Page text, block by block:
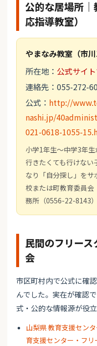
公的な居場所
応指導教室）
やまなみ教室（市
所在地： 公式サイ
連絡先：055-272-
公式： http://
nashi.jp/
021-0618-1055-
小学1年生～中学3年
行きたくても行けない
なり「自分探し」を
校または町教育委員
務所（0556-22-8143）
民間のフリー
会
市区町村内で公式に確
んでした。実在が確認
式・公的な情報源が役立
山梨県 教育支援セン
育支援センター・フリ